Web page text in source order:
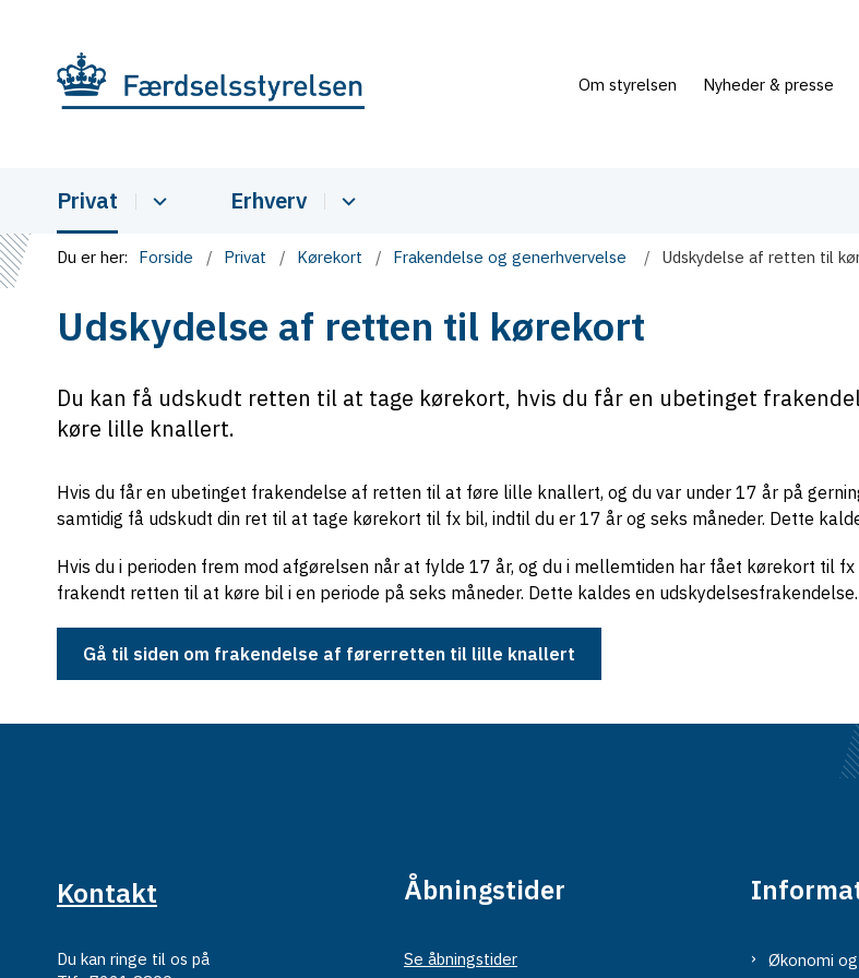
Om styrelsen Nyheder & presse
Privat Erhverv
Du er her: Forside Privat Kørekort Frakendelse og generhvervelse Udskydelse af retten til
Udskydelse af retten til kørekort
Du kan få udskudt retten til at tage kørekort, hvis du får en ubetinget
køre lille knallert.
Hvis du får en ubetinget frakendelse af retten til at føre lille knallert, og du var under 17 år på
samtidig få udskudt din ret til at tage kørekort til fx bil, indtil du er 17 år og seks måneder. Dette
Hvis du i perioden frem mod afgørelsen når at fylde 17 år, og du i mellemtiden har fået kørekort til
frakendt retten til at køre bil i en periode på seks måneder. Dette kaldes en udskydelsesfrakendelse.
Gå til siden om frakendelse af førerretten til lille knallert
Kontakt Åbningstider
Du kan ringe til os på
Se åbningstider Økonomi